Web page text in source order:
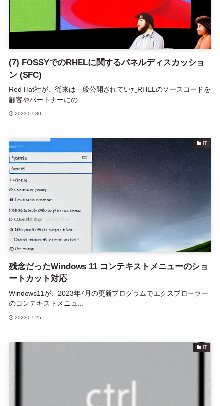
(7) FOSSYでのRHELに関するパネルディスカッショ
ン (SFC)
Red Hat社が、従来は一般公開されていたRHELのソースコードを
顧客やパートナーにの...
2023-07-30
IT
残念だったWindows 11 コンテキストメニューのショ
ートカット対応
Windows11が、2023年7月の更新プログラムでエクスプローラー
のコンテキストメニュ...
2023-07-25
IT